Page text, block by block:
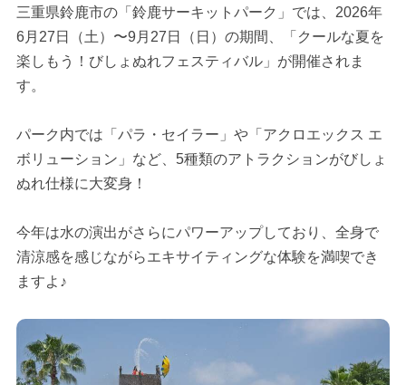
三重県鈴鹿市の「鈴鹿サーキットパーク」では、2026年
6月27日（土）〜9月27日（日）の期間、「クールな夏を
楽しもう！びしょぬれフェスティバル」が開催されま
す。
パーク内では「パラ・セイラー」や「アクロエックス エ
ボリューション」など、5種類のアトラクションがびしょ
ぬれ仕様に大変身！
今年は水の演出がさらにパワーアップしており、全身で
清涼感を感じながらエキサイティングな体験を満喫でき
ますよ♪